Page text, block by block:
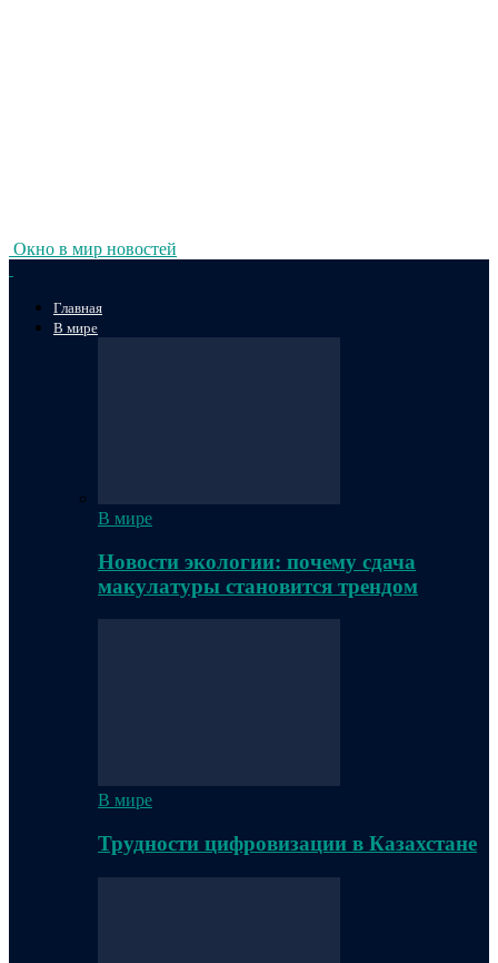
Окно в мир новостей
Главная
В мире
В мире
Новости экологии: почему сдача
макулатуры становится трендом
В мире
Трудности цифровизации в Казахстане